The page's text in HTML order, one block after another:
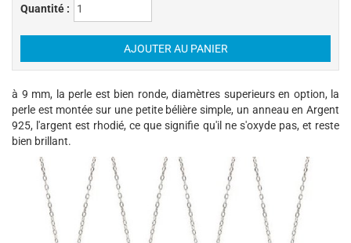
Quantité :
à 9 mm, la perle est bien ronde, diamètres superieurs en option, la
perle est montée sur une petite bélière simple, un anneau en Argent
925, l'argent est rhodié, ce que signifie qu'il ne s'oxyde pas, et reste
bien brillant.